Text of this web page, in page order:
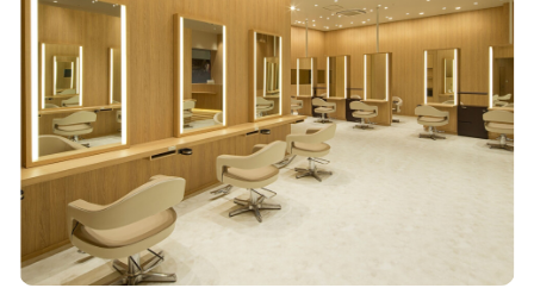
カラーリスト フロント・レセプション
ヘアメイク・美容部員 アイリスト
ネイリスト エステティシャン
講師・インストラクター 営業・販売スタッフ・その他
雇用形態